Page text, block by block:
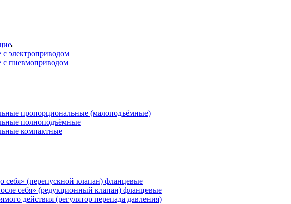
электроприводом
пневмоприводом
пропорциональные (малоподъёмные)
полноподъёмные
компактные
себя» (перепускной клапан) фланцевые
себя» (редукционный клапан) фланцевые
действия (регулятор перепада давления)